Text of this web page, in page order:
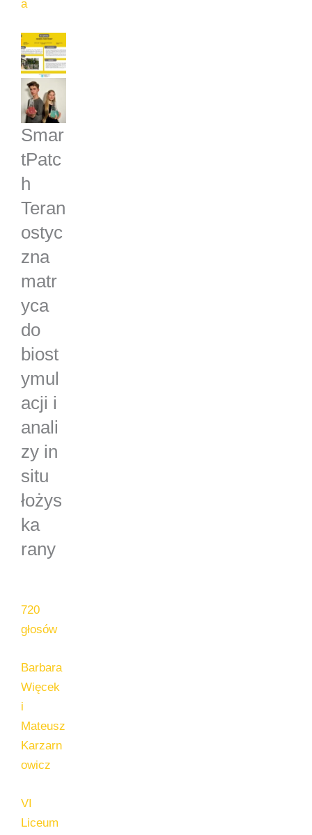
a​
Smar
tPatc
h
Teran
ostyc
zna
matr
yca
do
biost
ymul
acji i
anali
zy in
situ
łożys
ka
rany
720
głosów
Barbara
Więcek
i
Mateusz
Karzarn
owicz
VI
Liceum